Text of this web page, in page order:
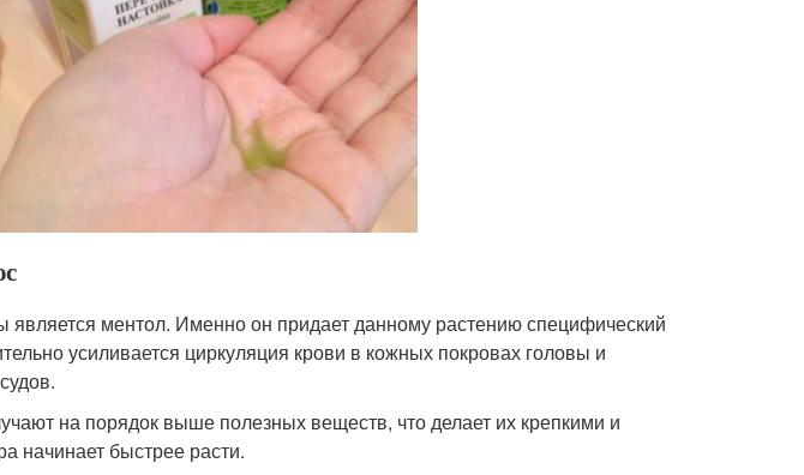
ментол. Именно он придает данному растению специфический
усиливается циркуляция крови в кожных покровах головы и
на порядок выше полезных веществ, что делает их крепкими и
начинает быстрее расти.